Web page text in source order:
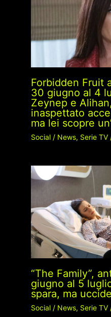
Forbidden Fruit
30 giugno al 4
Zeynep e
inaspettato
ma lei scopre
Social/ News, Serie TV
“The Family”,
giugno al 5
spara, ma
Social/ News, Serie TV